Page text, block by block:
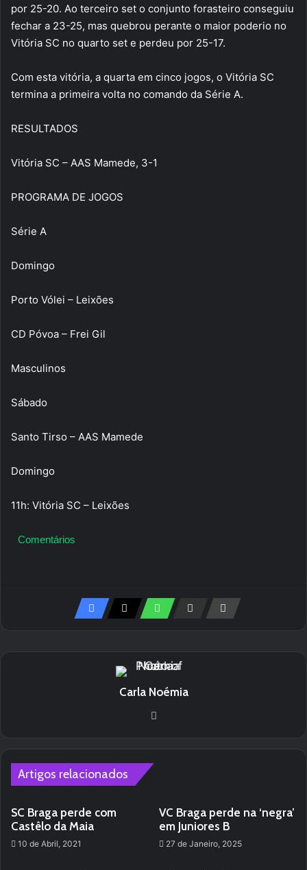
por 25-20. Ao terceiro set o conjunto forasteiro conseguiu
fechar a 23-25, mas quebrou perante o maior poderio no
Vitória SC no quarto set e perdeu por 25-17.
Com esta vitória, a quarta em cinco jogos, o Vitória SC
termina a primeira volta no comando da Série A.
RESULTADOS
Vitória SC – AAS Mamede, 3-1
PROGRAMA DE JOGOS
Série A
Domingo
Porto Vólei – Leixões
CD Póvoa – Frei Gil
Masculinos
Sábado
Santo Tirso – AAS Mamede
Domingo
11h: Vitória SC – Leixões
Comentários
Carla Noémia
Artigos relacionados
SC Braga perde com
Castêlo da Maia
10 de Abril, 2021
VC Braga perde na ‘negra’
em Juniores B
27 de Janeiro, 2025